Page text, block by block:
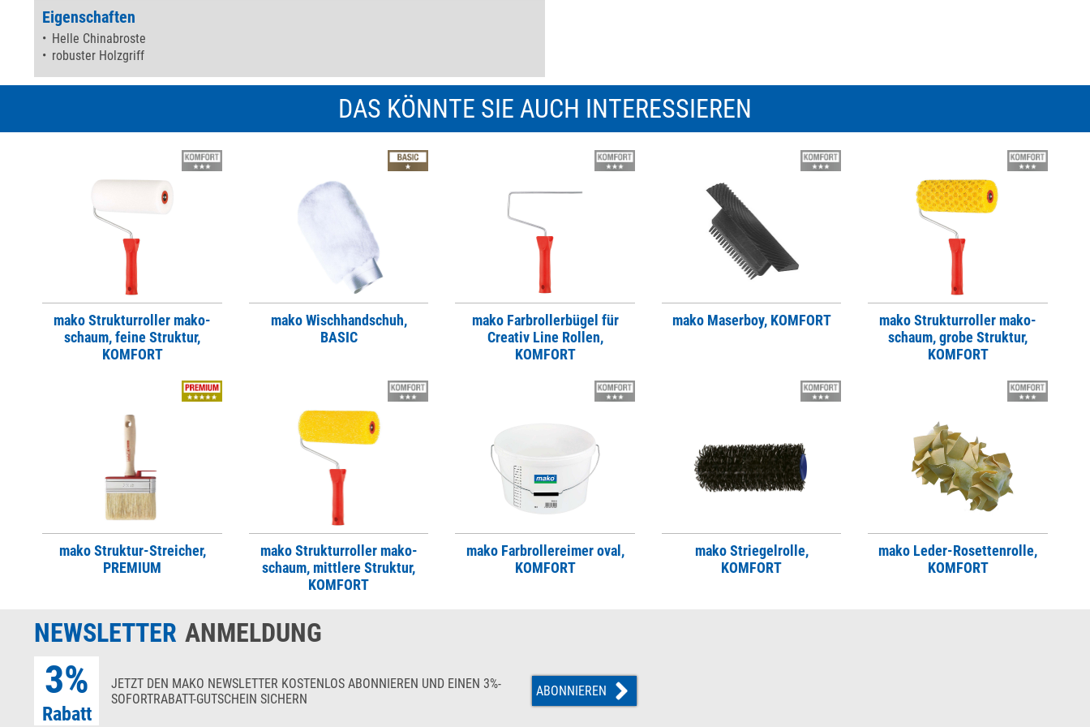
Eigenschaften
Helle Chinabroste
robuster Holzgriff
DAS KÖNNTE SIE AUCH INTERESSIEREN
mako Strukturroller mako-
schaum, feine Struktur,
KOMFORT
mako Wischhandschuh,
BASIC
mako Farbrollerbügel für
Creativ Line Rollen,
KOMFORT
mako Maserboy, KOMFORT
mako Strukturroller mako-
schaum, grobe Struktur,
KOMFORT
mako Struktur-Streicher,
PREMIUM
mako Strukturroller mako-
schaum, mittlere Struktur,
KOMFORT
mako Farbrollereimer oval,
KOMFORT
mako Striegelrolle,
KOMFORT
mako Leder-Rosettenrolle,
KOMFORT
NEWSLETTER ANMELDUNG
3%
Rabatt
JETZT DEN MAKO NEWSLETTER KOSTENLOS ABONNIEREN UND EINEN 3%-
SOFORTRABATT-GUTSCHEIN SICHERN
ABONNIEREN